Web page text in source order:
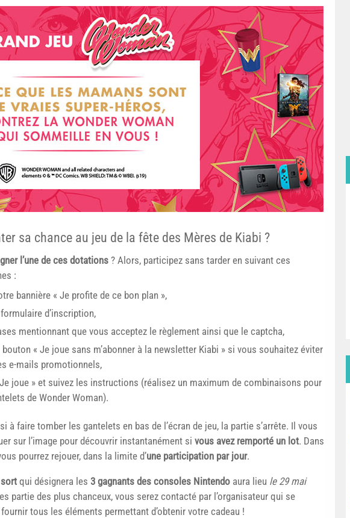
sa chance au jeu de la fête des Mères de Kiabi ?
l’une de ces dotations ? Alors, participez sans tarder en suivant ces
:
bannière « Je profite de ce bon plan »,
d’inscription,
mentionnant que vous acceptez le règlement ainsi que le captcha,
« Je joue sans m’abonner à la newsletter Kiabi » si vous souhaitez éviter
e-mails promotionnels,
joue » et suivez les instructions (réalisez un maximum de combinaisons pour
de Wonder Woman).
à faire tomber les gantelets en bas de l’écran de jeu, la partie s’arrête. Il vous
sur l’image pour découvrir instantanément si vous avez remporté un lot. Dans
pourrez rejouer, dans la limite d’une participation par jour.
qui désignera les 3 gagnants des consoles Nintendo aura lieu le 29 mai
partie des plus chanceux, vous serez contacté par l’organisateur qui se
tous les éléments permettant d’obtenir votre cadeau !